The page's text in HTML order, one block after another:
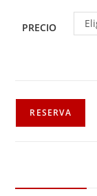
PRECIO
RESERVA